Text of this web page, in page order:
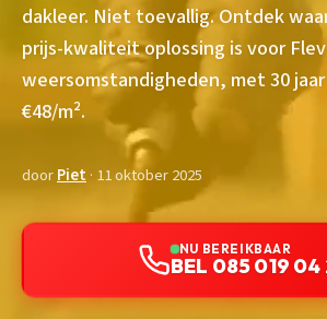
dakleer. Niet toevallig. Ontdek
prijs-kwaliteit oplossing is voor
weersomstandigheden, met 30
€48/m².
doorPiet· 11 oktober 2025
NU BEREIKBAAR
BEL 085 019